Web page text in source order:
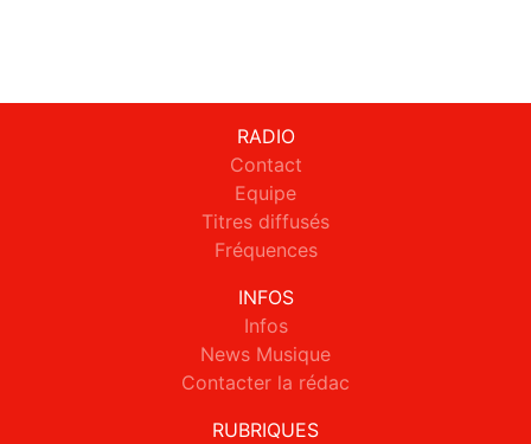
RADIO
Contact
Equipe
Titres diffusés
Fréquences
INFOS
Infos
News Musique
Contacter la rédac
RUBRIQUES